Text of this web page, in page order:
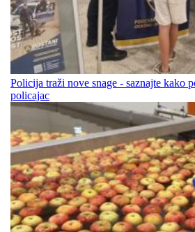
Policija traži nove snage - saznajte kako
policajac